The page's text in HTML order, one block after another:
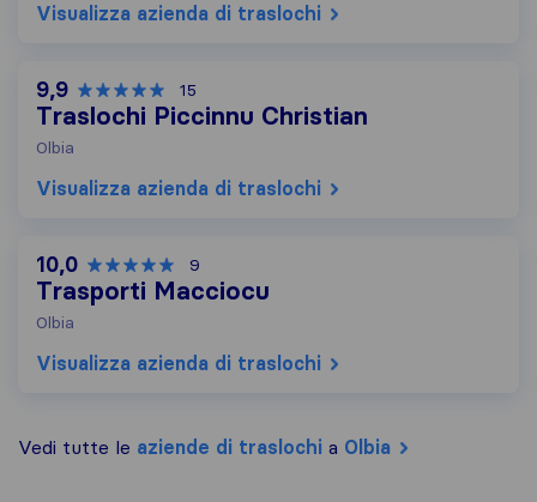
Visualizza azienda di traslochi
9,9 15
Traslochi Piccinnu Christian
Olbia
Visualizza azienda di traslochi
10,0 9
Trasporti Macciocu
Olbia
Visualizza azienda di traslochi
Vedi tutte le aziende di traslochi a Olbia